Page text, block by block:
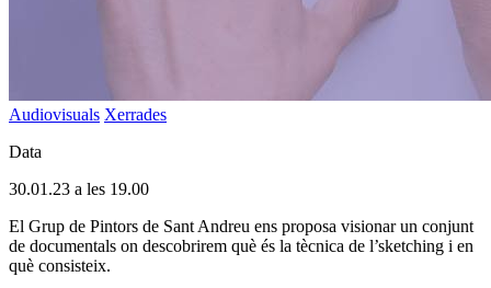
Audiovisuals Xerrades
Data
30.01.23 a les 19.00
El Grup de Pintors de Sant Andreu ens proposa visionar un conjunt
de documentals on descobrirem què és la tècnica de l’sketching i en
què consisteix.